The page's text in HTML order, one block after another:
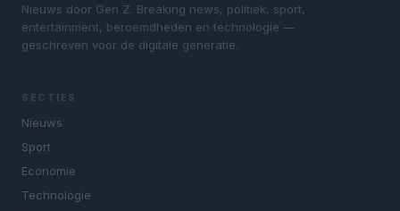
Nieuws door Gen Z. Breaking news, politiek, sport,
entertainment, beroemdheden en technologie —
geschreven voor de digitale generatie.
SECTIES
Nieuws
Sport
Economie
Technologie